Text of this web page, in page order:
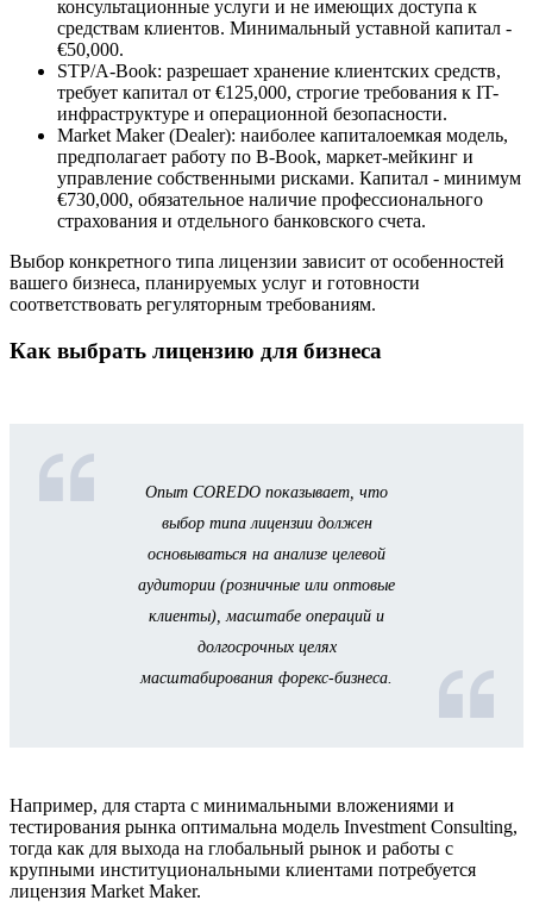
консультационные услуги и не имеющих доступа к
средствам клиентов. Минимальный уставной капитал -
€50,000.
STP/A-Book: разрешает хранение клиентских средств,
требует капитал от €125,000, строгие требования к IT-
инфраструктуре и операционной безопасности.
Market Maker (Dealer): наиболее капиталоемкая модель,
предполагает работу по B-Book, маркет-мейкинг и
управление собственными рисками. Капитал - минимум
€730,000, обязательное наличие профессионального
страхования и отдельного банковского счета.
Выбор конкретного типа лицензии зависит от особенностей
вашего бизнеса, планируемых услуг и готовности
соответствовать регуляторным требованиям.
Как выбрать лицензию для бизнеса
Опыт COREDO показывает, что
выбор типа лицензии должен
основываться на анализе целевой
аудитории (розничные или оптовые
клиенты), масштабе операций и
долгосрочных целях
масштабирования форекс-бизнеса.
Например, для старта с минимальными вложениями и
тестирования рынка оптимальна модель Investment Consulting,
тогда как для выхода на глобальный рынок и работы с
крупными институциональными клиентами потребуется
лицензия Market Maker.